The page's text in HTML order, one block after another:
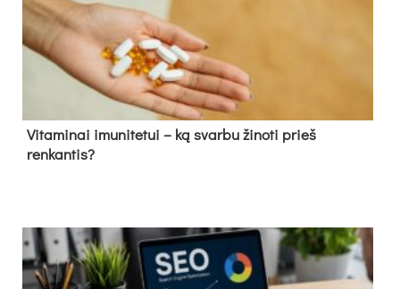
Vitaminai imunitetui – ką svarbu žinoti prieš
renkantis?